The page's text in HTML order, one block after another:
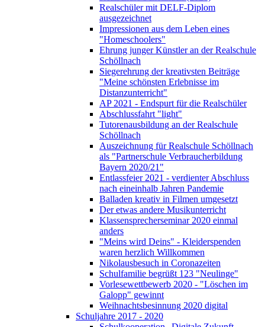
Realschüler mit DELF-Diplom
ausgezeichnet
Impressionen aus dem Leben eines
"Homeschoolers"
Ehrung junger Künstler an der Realschule
Schöllnach
Siegerehrung der kreativsten Beiträge
"Meine schönsten Erlebnisse im
Distanzunterricht"
AP 2021 - Endspurt für die Realschüler
Abschlussfahrt "light"
Tutorenausbildung an der Realschule
Schöllnach
Auszeichnung für Realschule Schöllnach
als "Partnerschule Verbraucherbildung
Bayern 2020/21"
Entlassfeier 2021 - verdienter Abschluss
nach eineinhalb Jahren Pandemie
Balladen kreativ in Filmen umgesetzt
Der etwas andere Musikunterricht
Klassensprecherseminar 2020 einmal
anders
"Meins wird Deins" - Kleiderspenden
waren herzlich Willkommen
Nikolausbesuch in Coronazeiten
Schulfamilie begrüßt 123 "Neulinge"
Vorlesewettbewerb 2020 - "Löschen im
Galopp" gewinnt
Weihnachtsbesinnung 2020 digital
Schuljahre 2017 - 2020